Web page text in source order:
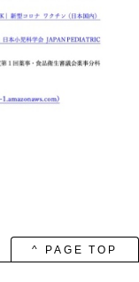
^ PAGE TOP